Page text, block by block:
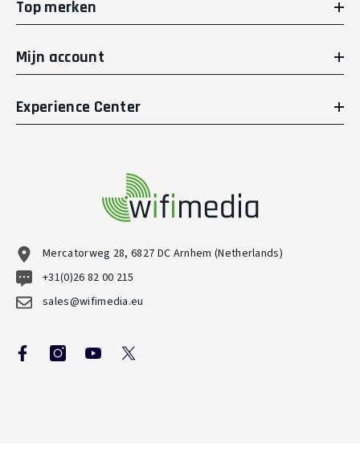
Top merken
Mijn account
Experience Center
Mercatorweg 28, 6827 DC Arnhem (Netherlands)
+31(0)26 82 00 215
sales@wifimedia.eu